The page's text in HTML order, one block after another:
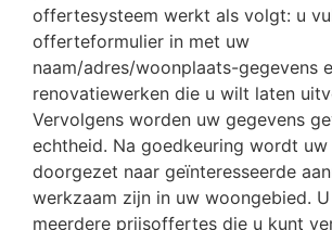
offertesysteem werkt als volgt: u
offerteformulier in met uw
naam/adres/woonplaats-gegevens
renovatiewerken die u wilt laten
Vervolgens worden uw gegevens
echtheid. Na goedkeuring wordt uw
doorgezet naar geïnteresseerde
werkzaam zijn in uw woongebied.
meerdere prijsoffertes die u kunt